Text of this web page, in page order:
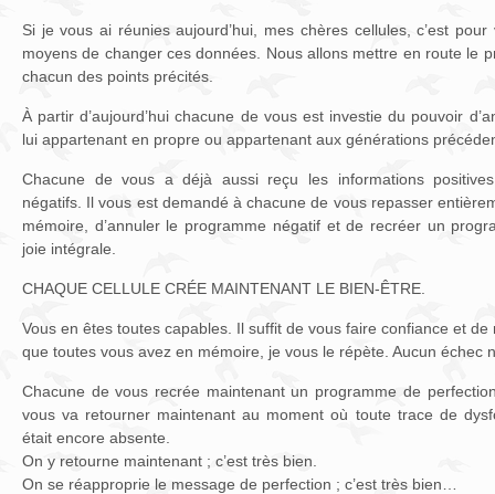
Si je vous ai réunies aujourd’hui, mes chères cellules, c’est
moyens de changer ces données. Nous allons mettre en route le
chacun des points précités.
À partir d’aujourd’hui chacune de vous est investie du pouvoir
lui appartenant en propre ou appartenant aux générations
Chacune de vous a déjà aussi reçu les informations
négatifs. Il vous est demandé à chacune de vous repasser
mémoire, d’annuler le programme négatif et de recréer un
joie intégrale.
CHAQUE CELLULE CRÉE MAINTENANT LE BIEN-ÊTRE.
Vous en êtes toutes capables. Il suffit de vous faire confiance et
que toutes vous avez en mémoire, je vous le répète. Aucun échec
Chacune de vous recrée maintenant un programme de
vous va retourner maintenant au moment où toute trace de
était encore absente.
On y retourne maintenant ; c’est très bien.
On se réapproprie le message de perfection ; c’est très bien…